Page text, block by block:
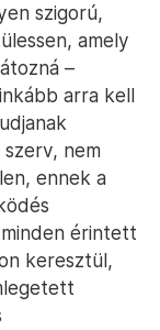
szigorú,
amely
–
arra kell
szerv, nem
ennek a
érintett
keresztül,